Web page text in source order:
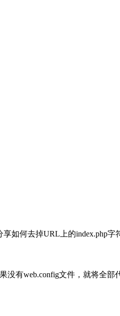
如何去掉URL上的index.php字
没有web.config文件，就将全